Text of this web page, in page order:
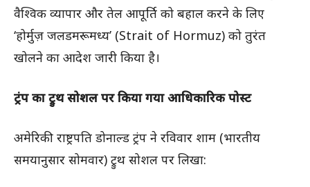
वैश्विक व्यापार और तेल आपूर्ति को बहाल करने के लिए
‘होर्मुज़ जलडमरूमध्य’ (Strait of Hormuz) को तुरंत
खोलने का आदेश जारी किया है।
ट्रंप का ट्रुथ सोशल पर किया गया आधिकारिक पोस्ट
अमेरिकी राष्ट्रपति डोनाल्ड ट्रंप ने रविवार शाम (भारतीय
समयानुसार सोमवार) ट्रुथ सोशल पर लिखा: